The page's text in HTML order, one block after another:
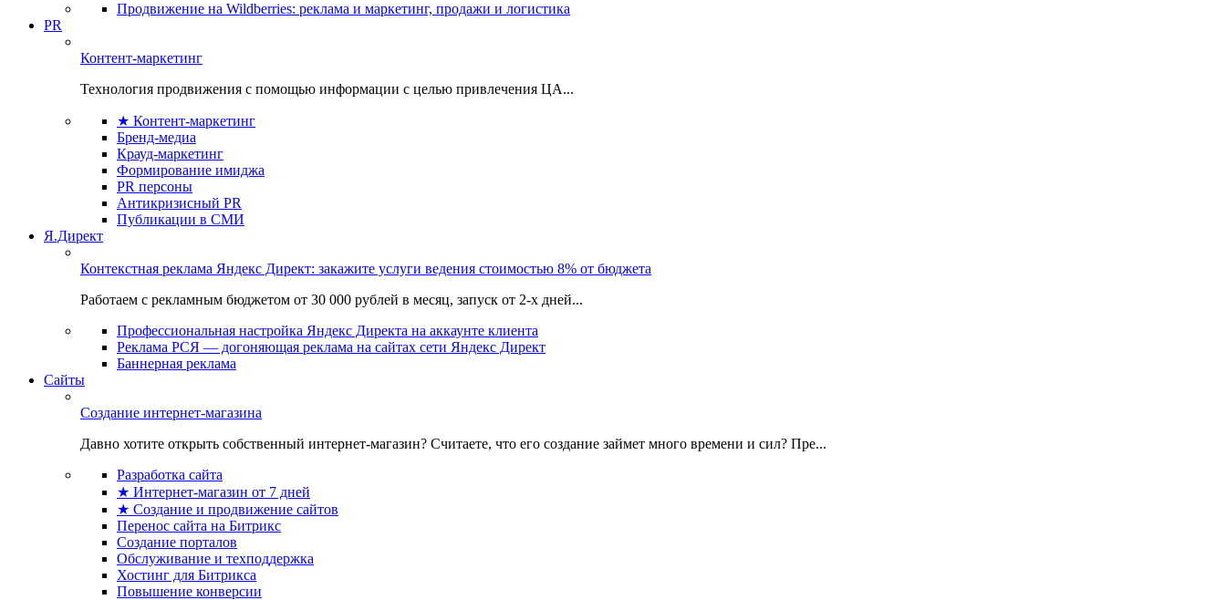
Продвижение на Wildberries: реклама и маркетинг, продажи и логистика
PR
Контент-маркетинг
Технология продвижения с помощью информации с целью привлечения ЦА...
★ Контент-маркетинг
Бренд-медиа
Крауд-маркетинг
Формирование имиджа
PR персоны
Антикризисный PR
Публикации в СМИ
Я.Директ
Контекстная реклама Яндекс Директ: закажите услуги ведения стоимостью 8% от бюджета
Работаем с рекламным бюджетом от 30 000 рублей в месяц, запуск от 2-х дней...
Профессиональная настройка Яндекс Директа на аккаунте клиента
Реклама РСЯ — догоняющая реклама на сайтах сети Яндекс Директ
Баннерная реклама
Сайты
Создание интернет-магазина
Давно хотите открыть собственный интернет-магазин? Считаете, что его создание займет много времени и сил? Пре...
Разработка сайта
★ Интернет-магазин от 7 дней
★ Создание и продвижение сайтов
Перенос сайта на Битрикс
Создание порталов
Обслуживание и техподдержка
Хостинг для Битрикса
Повышение конверсии